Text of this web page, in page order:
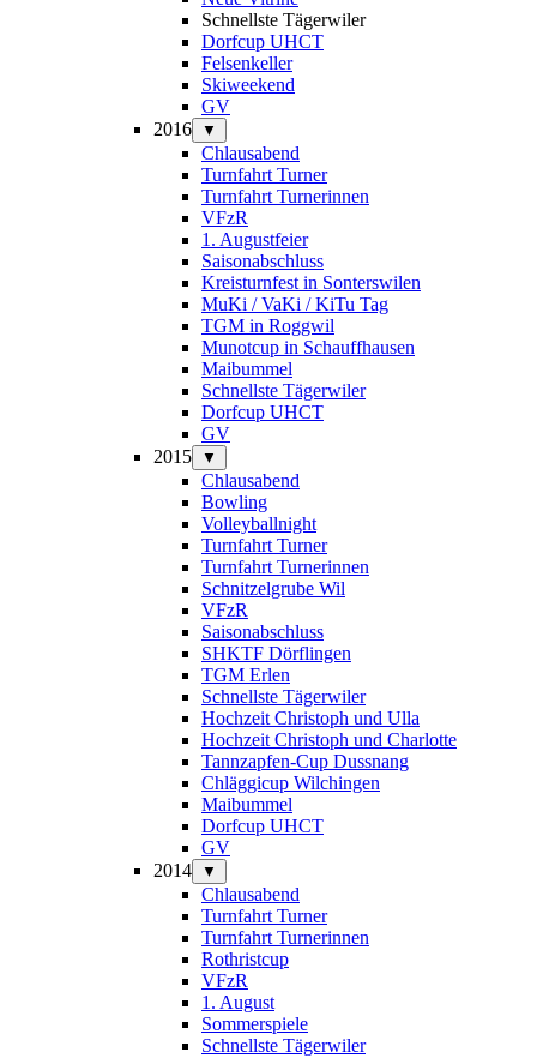
Schnellste Tägerwiler
Dorfcup UHCT
Felsenkeller
Skiweekend
GV
2016
▼
Chlausabend
Turnfahrt Turner
Turnfahrt Turnerinnen
VFzR
1. Augustfeier
Saisonabschluss
Kreisturnfest in Sonterswilen
MuKi / VaKi / KiTu Tag
TGM in Roggwil
Munotcup in Schauffhausen
Maibummel
Schnellste Tägerwiler
Dorfcup UHCT
GV
2015
▼
Chlausabend
Bowling
Volleyballnight
Turnfahrt Turner
Turnfahrt Turnerinnen
Schnitzelgrube Wil
VFzR
Saisonabschluss
SHKTF Dörflingen
TGM Erlen
Schnellste Tägerwiler
Hochzeit Christoph und Ulla
Hochzeit Christoph und Charlotte
Tannzapfen-Cup Dussnang
Chläggicup Wilchingen
Maibummel
Dorfcup UHCT
GV
2014
▼
Chlausabend
Turnfahrt Turner
Turnfahrt Turnerinnen
Rothristcup
VFzR
1. August
Sommerspiele
Schnellste Tägerwiler